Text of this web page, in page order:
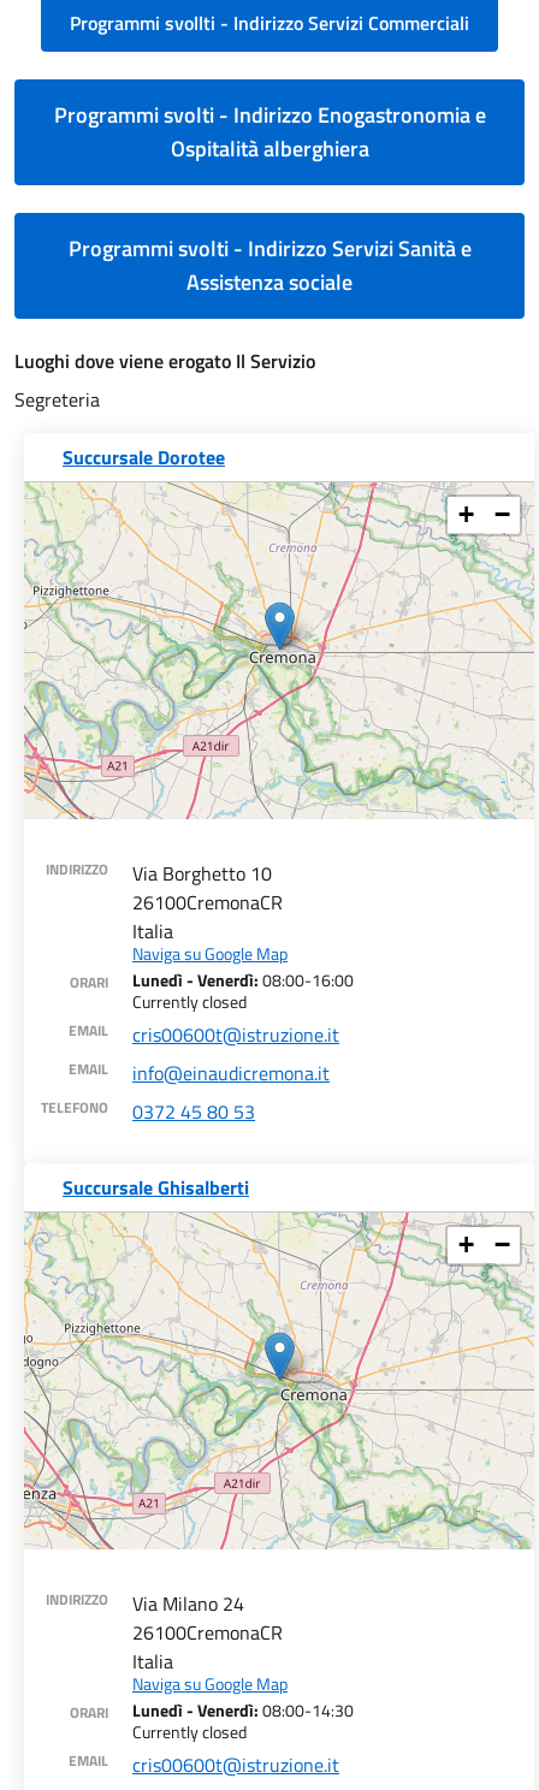
Programmi svollti - Indirizzo Servizi Commerciali
Programmi svolti - Indirizzo Enogastronomia e
Ospitalità alberghiera
Programmi svolti - Indirizzo Servizi Sanità e
Assistenza sociale
Luoghi dove viene erogato Il Servizio
Segreteria
Succursale Dorotee
+ −
INDIRIZZO
Via Borghetto 10
26100CremonaCR
Italia
Naviga su Google Map
ORARI Lunedì - Venerdì:08:00-16:00
Currently closed
EMAIL cris00600t@istruzione.it
EMAIL info@einaudicremona.it
TELEFONO 0372 45 80 53
Succursale Ghisalberti
+ −
INDIRIZZO
Via Milano 24
26100CremonaCR
Italia
Naviga su Google Map
ORARI Lunedì - Venerdì:08:00-14:30
Currently closed
EMAIL cris00600t@istruzione.it